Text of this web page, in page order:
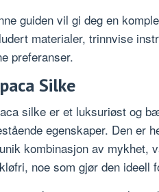
guiden vil gi deg en
materialer, trinnvise
preferanser.
Silke
silke er et luksuriøst og
egenskaper. Den er
kombinasjon av mykhet,
noe som gjør den ideell